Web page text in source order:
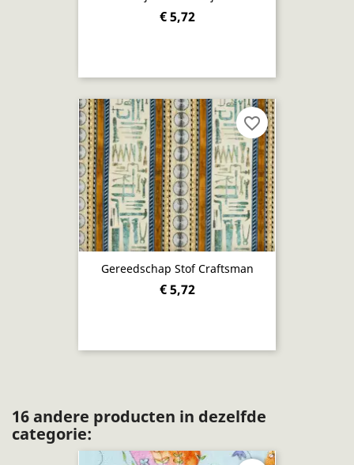
€ 5,72
Gereedschap Stof Craftsman
€ 5,72
favorite_border
16 andere producten in dezelfde
categorie: